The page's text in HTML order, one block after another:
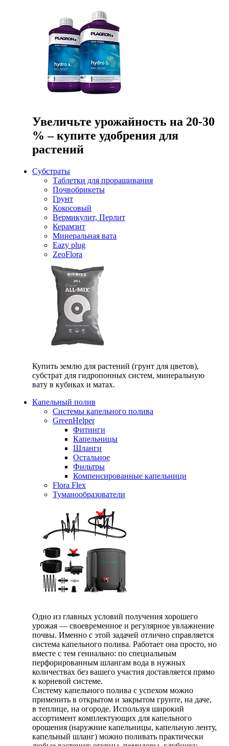
Увеличьте урожайность на 20-30
% – купите удобрения для
растений
Субстраты
Таблетки для проращивания
Почвобрикеты
Грунт
Кокосовый
Вермикулит, Перлит
Керамзит
Минеральная вата
Eazy plug
ZeoFlora
Купить землю для растений (грунт для цветов),
субстрат для гидропонных систем, минеральную
вату в кубиках и матах.
Капельный полив
Системы капельного полива
GreenHelper
Фитинги
Капельницы
Шланги
Остальное
Фильтры
Компенсированные капельници
Flora Flex
Туманообразователи
Одно из главных условий получения хорошего
урожая — своевременное и регулярное увлажнение
почвы. Именно с этой задачей отлично справляется
система капельного полива. Работает она просто, но
вместе с тем гениально: по специальным
перфорированным шлангам вода в нужных
количествах без вашего участия доставляется прямо
к корневой системе.
Систему капельного полива с успехом можно
применить в открытом и закрытом грунте, на даче,
в теплице, на огороде. Используя широкий
ассортимент комплектующих для капельного
орошения (наружние капельницы, капельную ленту,
капельный шланг) можно поливать практически